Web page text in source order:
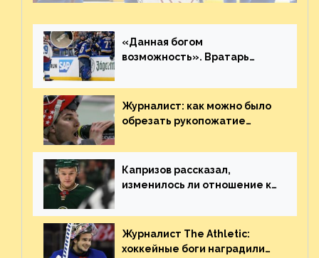
«Данная богом
возможность». Вратарь
броске бутылкой в Кадри
Журналист: как можно было
обрезать рукопожатие
Плохая работа, ESPN
Капризов рассказал,
изменилось ли отношение к
Украине
Журналист The Athletic:
хоккейные боги наградили